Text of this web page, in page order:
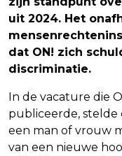
uit 2024. Het
dat ON! zich
discriminatie.
In de vacature die
publiceerde, stelde
een man of vrouw
van een nieuwe